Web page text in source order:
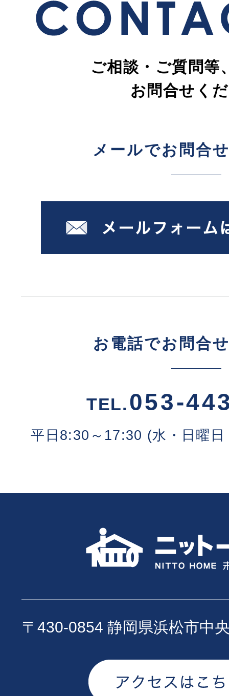
ご相談・ご質問等
お問合せく
メールでお問合
お電話でお問合
TEL.053-
平日8:30～17:30 (水・日曜
〒430-0854 静岡県浜松市中